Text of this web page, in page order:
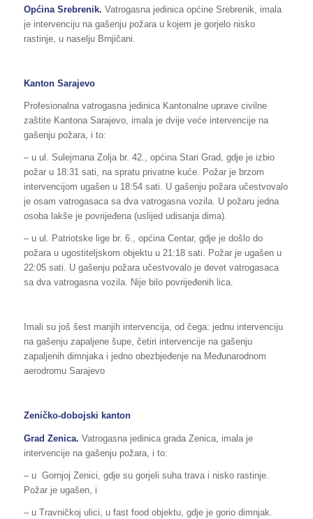
Općina Srebrenik. Vatrogasna jedinica općine Srebrenik, imala
je intervenciju na gašenju požara u kojem je gorjelo nisko
rastinje, u naselju Brnjičani.
Kanton Sarajevo
Profesionalna vatrogasna jedinica Kantonalne uprave civilne
zaštite Kantona Sarajevo, imala je dvije veće intervencije na
gašenju požara, i to:
– u ul. Sulejmana Zolja br. 42., općina Stari Grad, gdje je izbio
požar u 18:31 sati, na spratu privatne kuće. Požar je brzom
intervencijom ugašen u 18:54 sati. U gašenju požara učestvovalo
je osam vatrogasaca sa dva vatrogasna vozila. U požaru jedna
osoba lakše je povrijeđena (uslijed udisanja dima).
– u ul. Patriotske lige br. 6., općina Centar, gdje je došlo do
požara u ugostiteljskom objektu u 21:18 sati. Požar je ugašen u
22:05 sati. U gašenju požara učestvovalo je devet vatrogasaca
sa dva vatrogasna vozila. Nije bilo povrijeđenih lica.
Imali su još šest manjih intervencija, od čega: jednu intervenciju
na gašenju zapaljene šupe, četiri intervencije na gašenju
zapaljenih dimnjaka i jedno obezbjeđenje na Međunarodnom
aerodromu Sarajevo
Zeničko-dobojski kanton
Grad Zenica. Vatrogasna jedinica grada Zenica, imala je
intervencije na gašenju požara, i to:
– u Gornjoj Zenici, gdje su gorjeli suha trava i nisko rastinje.
Požar je ugašen, i
– u Travničkoj ulici, u fast food objektu, gdje je gorio dimnjak.